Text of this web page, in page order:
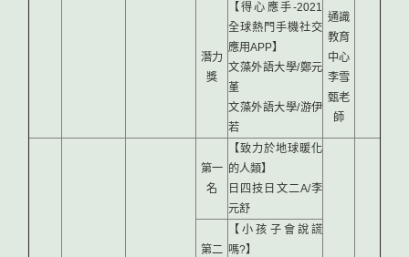
潛力
獎
【得心應手-2021
全球熱門手機社交
應用APP】
文藻外語大學/鄭元
堇
文藻外語大學/游伊
若
通識
教育
中心
李雪
甄老
師
第一
名
【致力於地球暖化
的人類】
日四技日文二A/李
元舒
第二
【小孩子會說謊
嗎?】